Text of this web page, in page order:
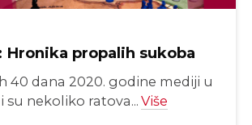
Hronika propalih sukoba
40 dana 2020. godine mediji u
su nekoliko ratova... Više